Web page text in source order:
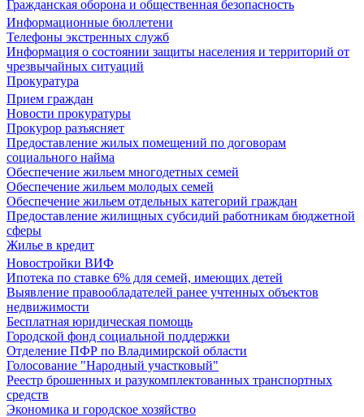
Гражданская оборона и общественная безопасность
Информационные бюллетени
Телефоны экстренных служб
Информация о состоянии защиты населения и территорий от
чрезвычайных ситуаций
Прокуратура
Прием граждан
Новости прокуратуры
Прокурор разъясняет
Предоставление жилых помещений по договорам
социального найма
Обеспечение жильем многодетных семей
Обеспечение жильем молодых семей
Обеспечение жильем отдельных категорий граждан
Предоставление жилищных субсидий работникам бюджетной
сферы
Жилье в кредит
Новостройки ВИФ
Ипотека по ставке 6% для семей, имеющих детей
Выявление правообладателей ранее учтенных объектов
недвижимости
Бесплатная юридическая помощь
Городской фонд социальной поддержки
Отделение ПФР по Владимирской области
Голосование "Народный участковый"
Реестр брошенных и разукомплектованных транспортных
средств
Экономика и городское хозяйство